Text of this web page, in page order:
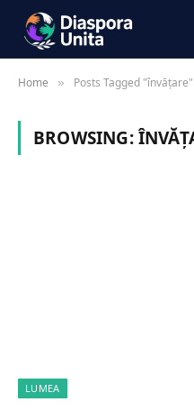
Home » Posts Tagged "învățare"
BROWSING:
LUMEA